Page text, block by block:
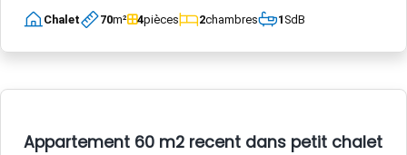
Chalet 70m² 4pièces 2chambres 1SdB
Appartement 60 m2 recent dans petit chalet a